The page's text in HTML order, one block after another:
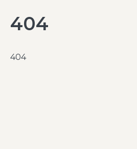
404
404